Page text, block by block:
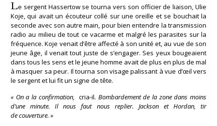
Le sergent Hassertow se tourna vers son officier de liaison, Ulie
Koje, qui avait un écouteur collé sur une oreille et se bouchait la
seconde avec son autre main, pour bien entendre la transmission
radio au milieu de tout ce vacarme et malgré les parasites sur la
fréquence. Koje venait d’être affecté à son unité et, au vue de son
jeune âge, il venait tout juste de s’engager. Ses yeux bougeaient
dans tous les sens et le jeune homme avait de plus en plus de mal
à masquer sa peur. Il tourna son visage palissant à vue d’œil vers
le sergent et lui fit un signe de tête.
« On a la confirmation, cria-il. Bombardement de la zone dans moins
d’une minute. Il nous faut nous replier. Jackson et Hordan, tir
de couverture. »